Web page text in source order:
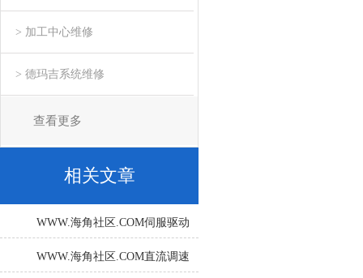
> 加工中心维修
> 德玛吉系统维修
查看更多
相关文章
WWW.海角社区.COM伺服驱动
器常见故障维护方法
WWW.海角社区.COM直流调速